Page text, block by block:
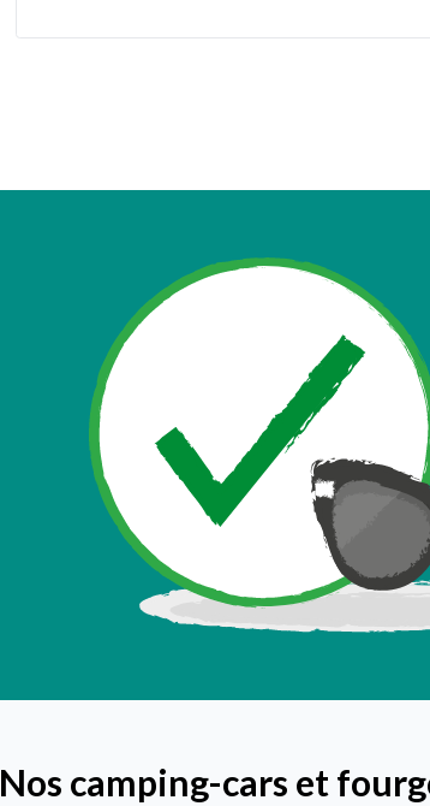
Nos camping-cars et